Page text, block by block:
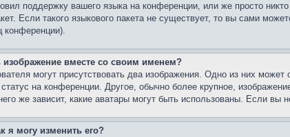
поддержку вашего языка на конференции, или же просто
Если такого языкового пакета не существует, то вы сами
конференции).
изображение вместе со своим именем?
могут присутствовать два изображения. Одно из них
на конференции. Другое, обычно более крупное,
же зависит, какие аватары могут быть использованы. Если
я могу изменить его?